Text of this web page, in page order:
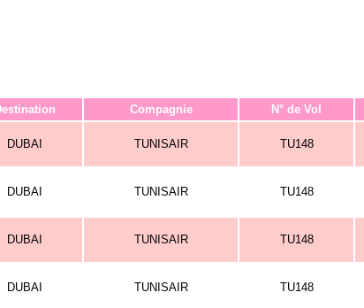
Compagnie N° de Vol
DUBAI TUNISAIR TU148
DUBAI TUNISAIR TU148
DUBAI TUNISAIR TU148
DUBAI TUNISAIR TU148